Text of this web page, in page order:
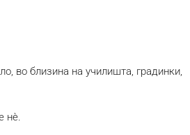
во близина на училишта, градинки,
нè.